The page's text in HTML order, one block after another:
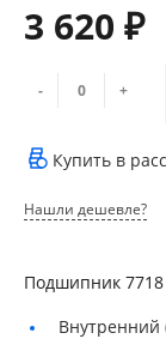
3 620 ₽
- +
Купить в
Нашли дешевле?
Подшипник
Внутренний